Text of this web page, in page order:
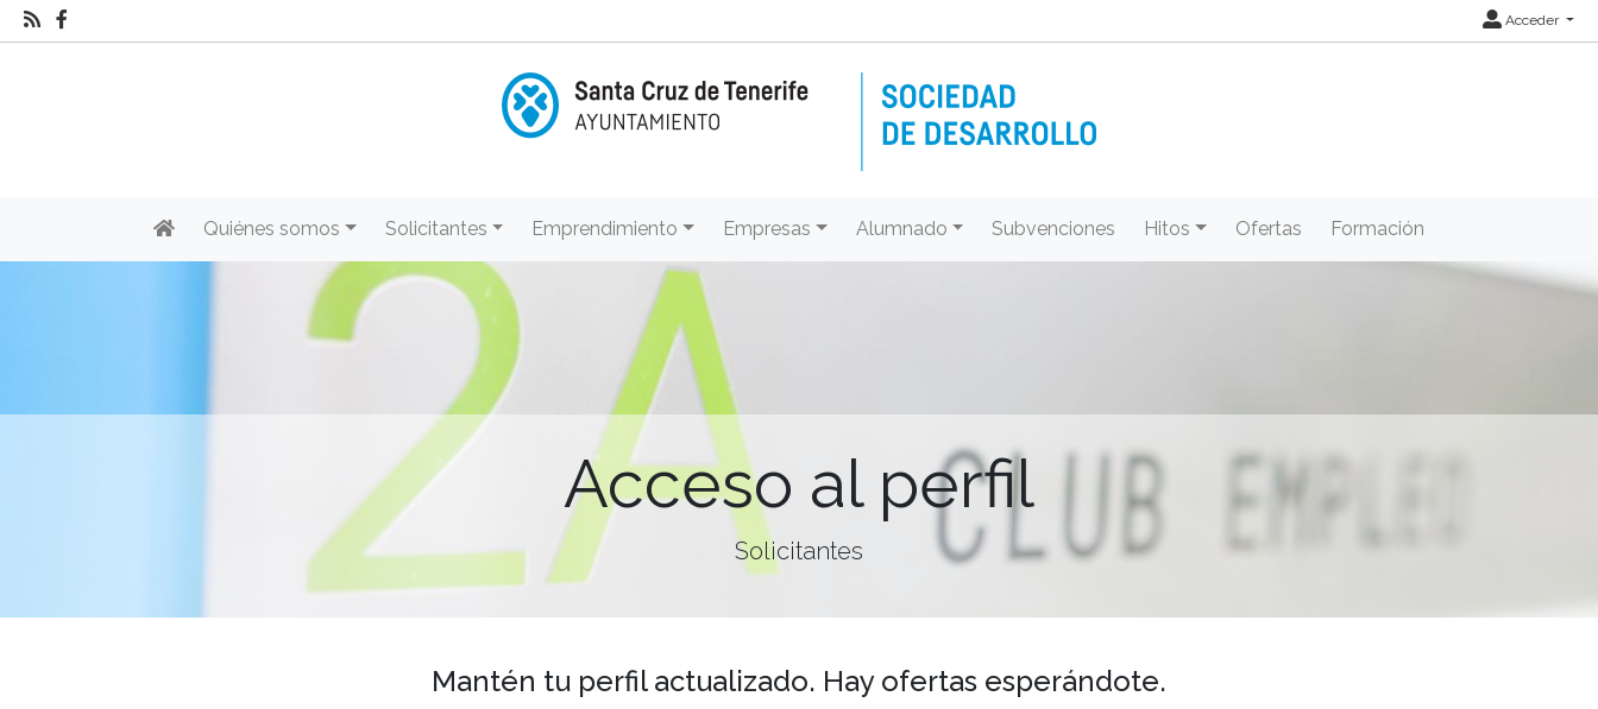
Acceder
Quiénes somos Solicitantes Emprendimiento Empresas Alumnado Subvenciones Hitos Ofertas Formación
Acceso al perfil
Solicitantes
Mantén tu perfil actualizado. Hay ofertas esperándote.